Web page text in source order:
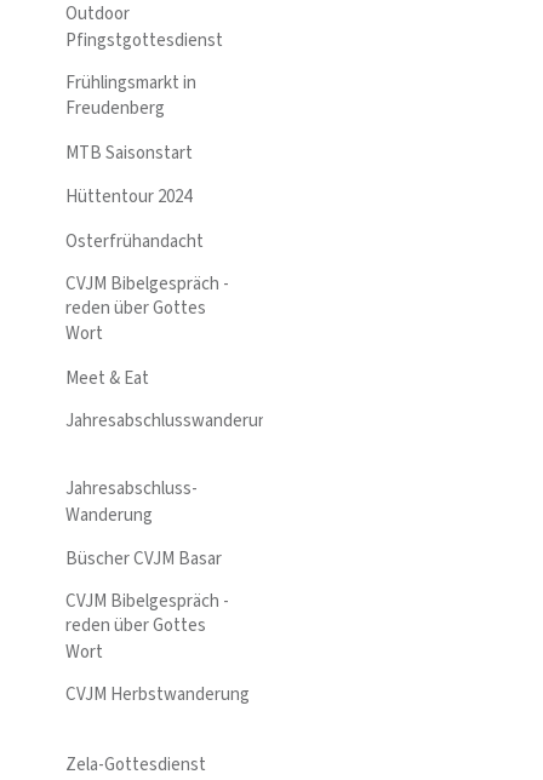
Outdoor
Pfingstgottesdienst
Frühlingsmarkt in
Freudenberg
MTB Saisonstart
Hüttentour 2024
Osterfrühandacht
CVJM Bibelgespräch -
reden über Gottes
Wort
Meet & Eat
Jahresabschlusswanderung
Jahresabschluss-
Wanderung
Büscher CVJM Basar
CVJM Bibelgespräch -
reden über Gottes
Wort
CVJM Herbstwanderung
Zela-Gottesdienst